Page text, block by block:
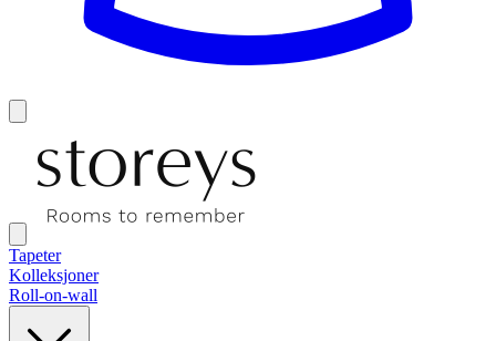
Tapeter
Kolleksjoner
Roll-on-wall